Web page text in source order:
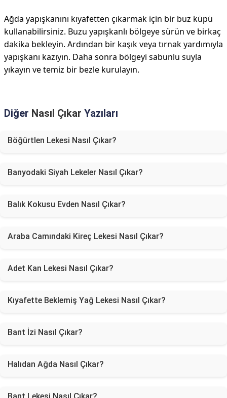
Ağda yapışkanını kıyafetten çıkarmak için bir buz küpü
kullanabilirsiniz. Buzu yapışkanlı bölgeye sürün ve birkaç
dakika bekleyin. Ardından bir kaşık veya tırnak yardımıyla
yapışkanı kazıyın. Daha sonra bölgeyi sabunlu suyla
yıkayın ve temiz bir bezle kurulayın.
Diğer Nasıl Çıkar Yazıları
Böğürtlen Lekesi Nasıl Çıkar?
Banyodaki Siyah Lekeler Nasıl Çıkar?
Balık Kokusu Evden Nasıl Çıkar?
Araba Camındaki Kireç Lekesi Nasıl Çıkar?
Adet Kan Lekesi Nasıl Çıkar?
Kıyafette Beklemiş Yağ Lekesi Nasıl Çıkar?
Bant İzi Nasıl Çıkar?
Halıdan Ağda Nasıl Çıkar?